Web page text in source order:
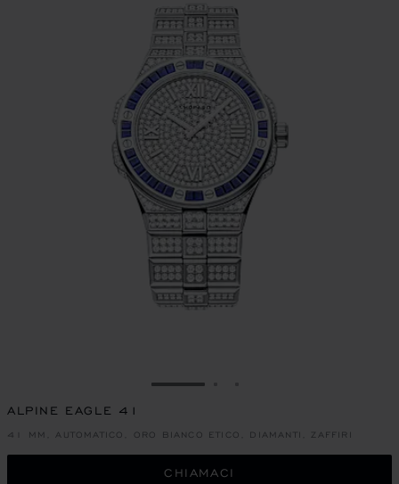
VAI ALLA SLIDE 1
ALPINE EAGLE 41
41 MM, AUTOMATICO, ORO BIANCO ETICO, DIAMANTI, ZAFFIRI
CHIAMACI